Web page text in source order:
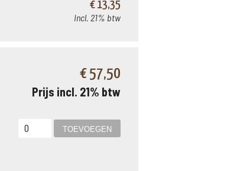
€ 13,35
Incl. 21% btw
€ 57,50
Prijs incl. 21% btw